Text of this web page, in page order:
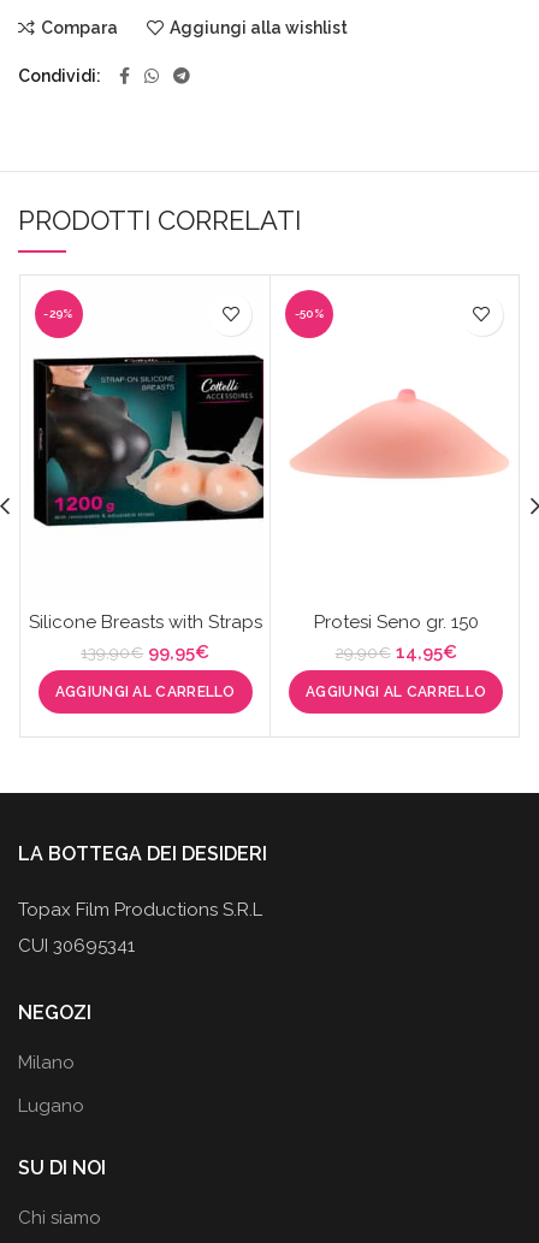
Compara Aggiungi alla wishlist
Condividi
PRODOTTI CORRELATI
-29%
Silicone Breasts with Straps
139,90€ Il
prezzo
originale
era:
139,90€.
99,95€Il
prezzo
attuale
è:
99,95€.
AGGIUNGI AL CARRELLO
-50%
Protesi Seno gr. 150
29,90€ Il
prezzo
originale
era:
29,90€.
14,95€Il
prezzo
attuale
è:
14,95€.
AGGIUNGI AL CARRELLO
LA BOTTEGA DEI DESIDERI
Topax Film Productions S.R.L
CUI 30695341
NEGOZI
Milano
Lugano
SU DI NOI
Chi siamo